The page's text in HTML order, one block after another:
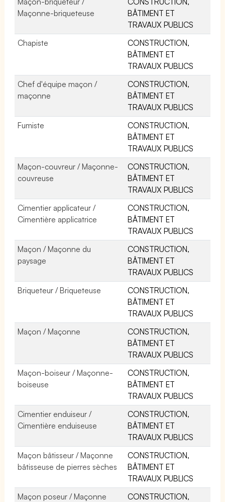
Maçonne-briqueteuse
BÂTIMENT ET
TRAVAUX PUBLICS
Chapiste
CONSTRUCTION,
BÂTIMENT ET
TRAVAUX PUBLICS
Chef d'équipe maçon /
maçonne
CONSTRUCTION,
BÂTIMENT ET
TRAVAUX PUBLICS
Fumiste
CONSTRUCTION,
BÂTIMENT ET
TRAVAUX PUBLICS
Maçon-couvreur / Maçonne-
couvreuse
CONSTRUCTION,
BÂTIMENT ET
TRAVAUX PUBLICS
Cimentier applicateur /
Cimentière applicatrice
CONSTRUCTION,
BÂTIMENT ET
TRAVAUX PUBLICS
Maçon / Maçonne du
paysage
CONSTRUCTION,
BÂTIMENT ET
TRAVAUX PUBLICS
Briqueteur / Briqueteuse
CONSTRUCTION,
BÂTIMENT ET
TRAVAUX PUBLICS
Maçon / Maçonne
CONSTRUCTION,
BÂTIMENT ET
TRAVAUX PUBLICS
Maçon-boiseur / Maçonne-
boiseuse
CONSTRUCTION,
BÂTIMENT ET
TRAVAUX PUBLICS
Cimentier enduiseur /
Cimentière enduiseuse
CONSTRUCTION,
BÂTIMENT ET
TRAVAUX PUBLICS
Maçon bâtisseur / Maçonne
bâtisseuse de pierres sèches
CONSTRUCTION,
BÂTIMENT ET
TRAVAUX PUBLICS
Maçon poseur / Maçonne
CONSTRUCTION,